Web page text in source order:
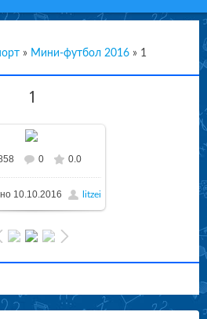
» Мини-футбол 2016 » 1
1
0 0.0
10.10.2016 litzei